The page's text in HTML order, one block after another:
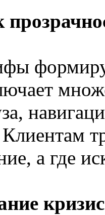
а где